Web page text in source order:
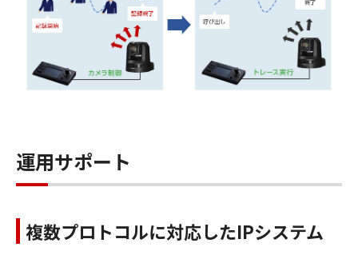
運用サポート
複数プロトコルに対応したIPシステム